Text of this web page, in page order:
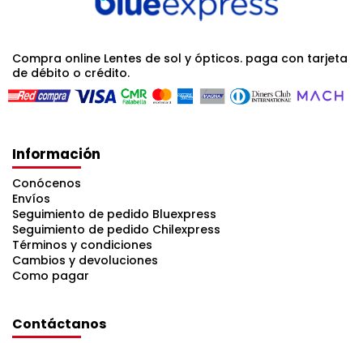
Compra online Lentes de sol y ópticos. paga con tarjeta
de débito o crédito.
Información
Conócenos
Envíos
Seguimiento de pedido Bluexpress
Seguimiento de pedido Chilexpress
Términos y condiciones
Cambios y devoluciones
Como pagar
Contáctanos